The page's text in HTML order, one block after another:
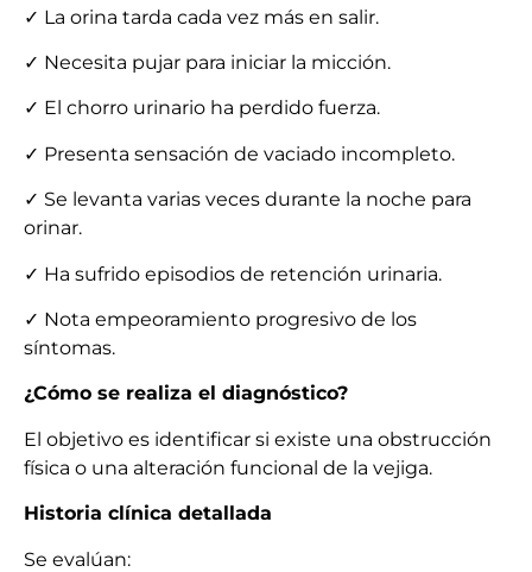
✓ La orina tarda cada vez más en salir.
✓ Necesita pujar para iniciar la micción.
✓ El chorro urinario ha perdido fuerza.
✓ Presenta sensación de vaciado incompleto.
✓ Se levanta varias veces durante la noche para
orinar.
✓ Ha sufrido episodios de retención urinaria.
✓ Nota empeoramiento progresivo de los
síntomas.
¿Cómo se realiza el diagnóstico?
El objetivo es identificar si existe una obstrucción
física o una alteración funcional de la vejiga.
Historia clínica detallada
Se evalúan: